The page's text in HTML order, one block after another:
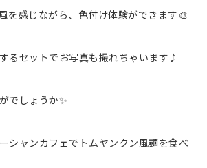
を感じながら、色付け体験ができます🎨
るセットでお写真も撮れちゃいます♪
でしょうか✨
シャンカフェでトムヤンクン風麺を食べ